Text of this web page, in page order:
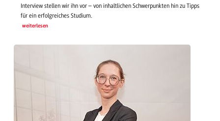
Interview stellen wir ihn vor – von inhaltlichen Schwerpunkten hin zu Tipps
für ein erfolgreiches Studium.
weiterlesen